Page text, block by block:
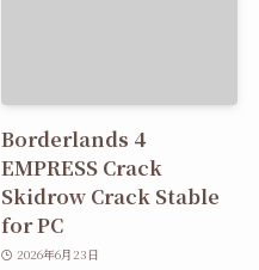
Borderlands 4
EMPRESS Crack
Skidrow Crack Stable
for PC
2026年6月23日